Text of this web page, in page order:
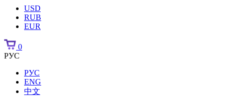
USD
RUB
EUR
0
РУС
РУС
ENG
中文